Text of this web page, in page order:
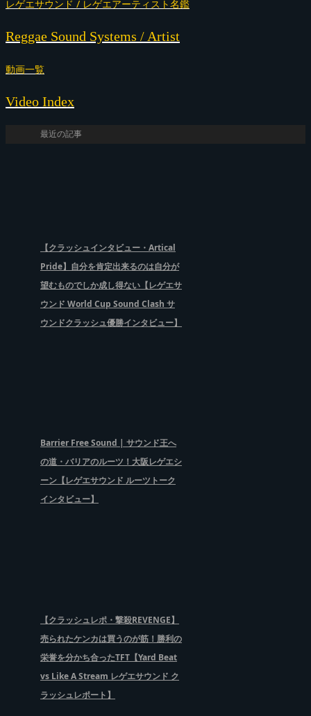
レゲエサウンド / レゲエアーティスト名鑑
Reggae Sound Systems / Artist
動画一覧
Video Index
最近の記事
【クラッシュインタビュー・Artical
Pride】自分を肯定出来るのは自分が
望むものでしか成し得ない【レゲエサ
ウンド World Cup Sound Clash サ
ウンドクラッシュ優勝インタビュー】
Barrier Free Sound | サウンド王へ
の道・バリアのルーツ！大阪レゲエシ
ーン【レゲエサウンド ルーツトーク
インタビュー】
【クラッシュレポ・撃殺REVENGE】
売られたケンカは買うのが筋！勝利の
栄誉を分かち合ったTFT【Yard Beat
vs Like A Stream レゲエサウンド ク
ラッシュレポート】